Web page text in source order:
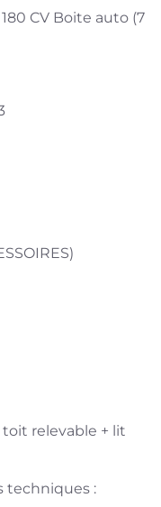
CV Boite auto (7
toit relevable + lit
techniques :